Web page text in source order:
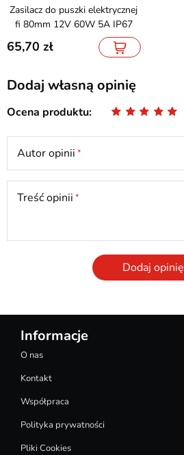
Zasilacz do puszki elektrycznej
fi 80mm 12V 60W 5A IP67
65,70
Dodaj własną opinię
Ocena produktu
Autor opinii
Treść opinii
Dodaj opinię
Informacje
O nas
Kontakt
Współpraca
Polityka prywatności
Pliki Cookies